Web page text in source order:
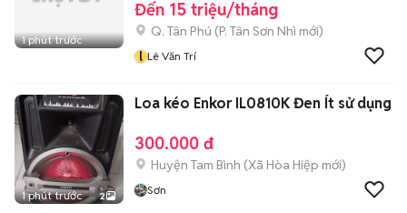
1 phút trước
Đến 15 triệu/tháng
Q. Tân Phú (P. Tân Sơn Nhì mới)
l Lê Văn Trí
1 phút trước 2
Loa kéo Enkor IL0810K Đen Ít sử dụng
300.000 đ
Huyện Tam Bình (Xã Hòa Hiệp mới)
Sơn